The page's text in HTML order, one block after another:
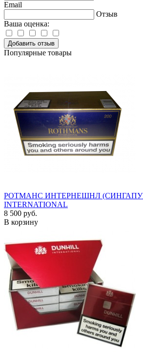
Email
Отзыв
Ваша оценка:
Добавить отзыв
Популярные товары
РОТМАНС ИНТЕРНЕШНЛ
INTERNATIONAL
8 500 руб.
В корзину